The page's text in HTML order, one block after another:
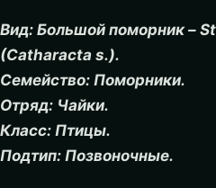
Вид: Большой поморник –
(Catharacta s.).
Семейство: Поморники.
Отряд: Чайки.
Класс: Птицы.
Подтип: Позвоночные.